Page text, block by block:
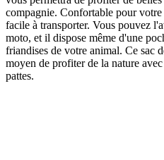
compagnie. Confortable pour
facile à transporter. Vous pouvez
moto, et il dispose même d'une
friandises de votre animal. Ce sac
moyen de profiter de la nature
pattes.